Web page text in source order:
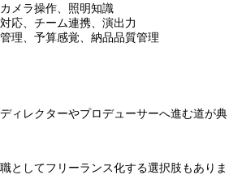
メラ操作、照明知識
応、チーム連携、演出力
理、予算感覚、納品品質管理
ィレクターやプロデューサーへ進む道が典
としてフリーランス化する選択肢もありま